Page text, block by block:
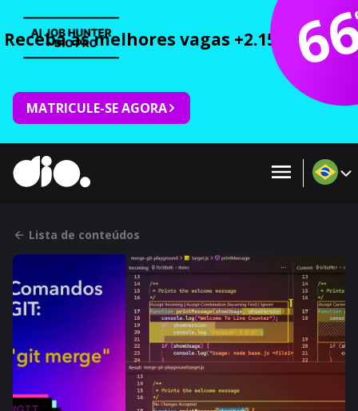
Receba as melhores vagas +2.150 cursos
MATRICULE-SE AGORA
Lista de conteúdos